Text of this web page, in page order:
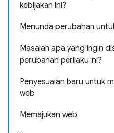
kebijakan ini?
Menunda perubahan
Masalah apa yang ingin
perubahan perilaku ini?
Penyesuaian baru untuk
web
Memajukan web